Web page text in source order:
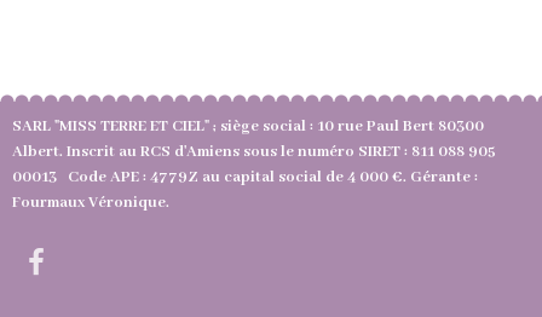
SARL "MISS TERRE ET CIEL" ; siège social : 10 rue Paul Bert 80300
Albert. Inscrit au RCS d'Amiens sous le numéro SIRET : 811 088 905
00013 Code APE : 4779Z au capital social de 4 000 €. Gérante :
Fourmaux Véronique.